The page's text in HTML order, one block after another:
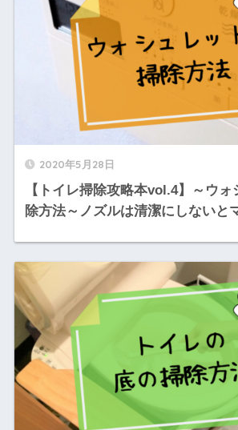
2020年5月28日
【トイレ掃除攻略本vol.4】～ウ
除方法～ノズルは清潔にしないと